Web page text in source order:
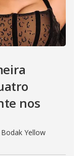
nos
Yellow